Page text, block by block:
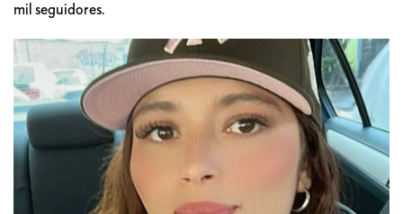
mil seguidores.